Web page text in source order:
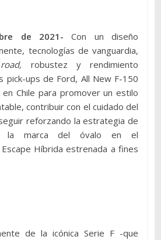
de 2021-Con un diseño
tecnologías de vanguardia,
robustez y rendimiento
pick-ups de Ford, All New F-150
Chile para promover un estilo
contribuir con el cuidado del
reforzando la estrategia de
la marca del óvalo en el
Híbrida estrenada a fines
de la icónica Serie F -que